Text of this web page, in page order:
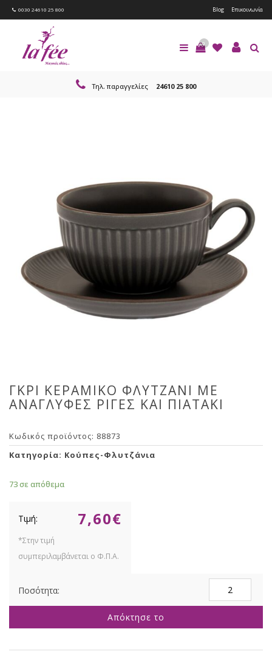
0030 24610 25 800 Blog Επικοινωνία
0
Τηλ. παραγγελίες 24610 25 800
ΓΚΡΙ ΚΕΡΑΜΙΚΟ ΦΛΥΤΖΑΝΙ ΜΕ
ΑΝΑΓΛΥΦΕΣ ΡΙΓΕΣ ΚΑΙ ΠΙΑΤΑΚΙ
Κωδικός προϊόντος: 88873
Κατηγορία: Κούπες-Φλυτζάνια
73 σε απόθεμα
7,60€
ΚΕΡΑΜΙΚΟ
ΦΛΥΤΖΑΝΙ
ΑΝΑΓΛΥΦΕΣ
Απόκτησε το